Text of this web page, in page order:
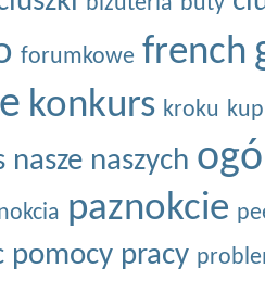
forumkowe french
konkurs kroku
nasze naszych
paznokcie
pomocy pracy